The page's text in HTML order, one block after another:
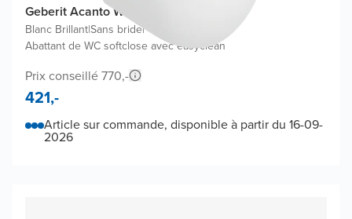
Geberit Acanto WC suspendu
Blanc Brillant|Sans bride|
Abattant de WC softclose avec easyclean
Prix conseillé 770,-
421,-
Article sur commande, disponible à partir du 16-09-
2026